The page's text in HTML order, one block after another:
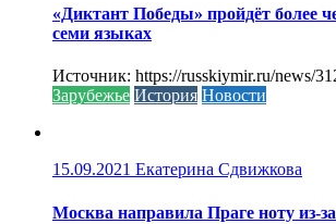
«Диктант Победы» пройдёт более
семи языках
Источник: https://russkiymir.ru/news/
Зарубежье История Новости
15.09.2021 Екатерина Сдвижкова
Москва направила Праге ноту из-